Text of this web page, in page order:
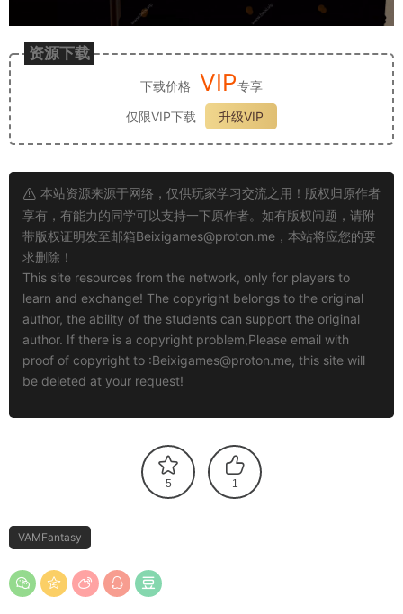
资源下载
下载价格 VIP专享
仅限VIP下载
升级VIP
本站资源来源于网络，仅供玩家学习交流之用！版权归原作者
享有，有能力的同学可以支持一下原作者。如有版权问题，请附
带版权证明发至邮箱Beixigames@proton.me ，本站将应您的要
求删除！
This site resources from the network, only for players to
learn and exchange! The copyright belongs to the original
author, the ability of the students can support the original
author. If there is a copyright problem,Please email with
proof of copyright to :Beixigames@proton.me, this site will
be deleted at your request!
5 1
VAMFantasy